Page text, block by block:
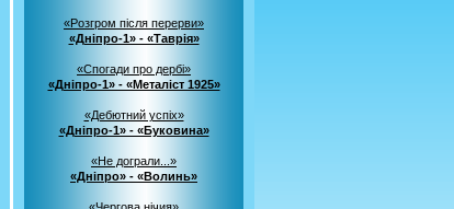
«Розгром після перерви»
«Дніпро-1» - «Таврія»
«Спогади про дербі»
«Дніпро-1» - «Металіст 1925»
«Дебютний успіх»
«Дніпро-1» - «Буковина»
«Не дограли...»
«Дніпро» - «Волинь»